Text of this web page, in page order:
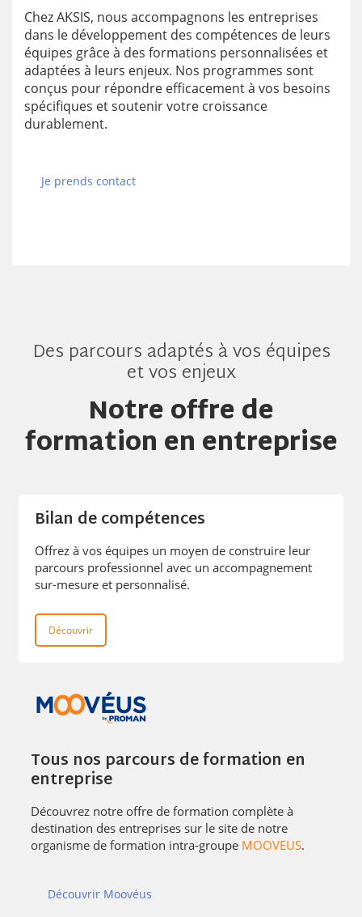
Chez AKSIS, nous accompagnons les entreprises
dans le développement des compétences de leurs
équipes grâce à des formations personnalisées et
adaptées à leurs enjeux. Nos programmes sont
conçus pour répondre efficacement à vos besoins
spécifiques et soutenir votre croissance
durablement.
Je prends contact
Des parcours adaptés à vos équipes
et vos enjeux
Notre offre de
formation en entreprise
Bilan de compétences
Offrez à vos équipes un moyen de construire leur
parcours professionnel avec un accompagnement
sur-mesure et personnalisé.
Découvrir
Tous nos parcours de formation en
entreprise
Découvrez notre offre de formation complète à
destination des entreprises sur le site de notre
organisme de formation intra-groupe MOOVEUS.
Découvrir Moovéus